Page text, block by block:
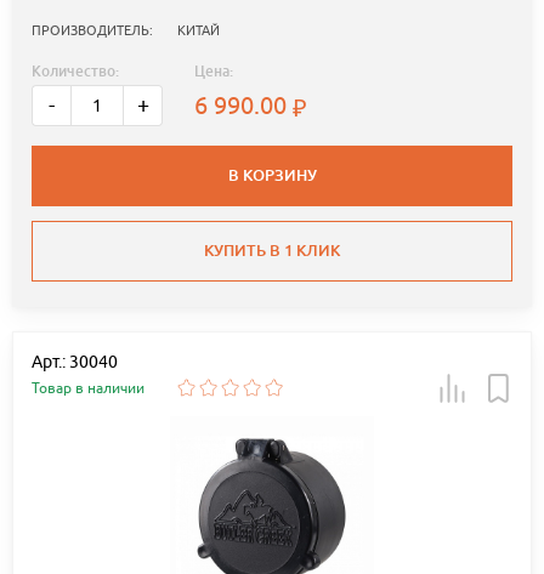
ПРОИЗВОДИТЕЛЬ: КИТАЙ
Количество:
- +
Цена:
6 990.00
В КОРЗИНУ
КУПИТЬ В 1 КЛИК
Арт.: 30040
Товар в наличии